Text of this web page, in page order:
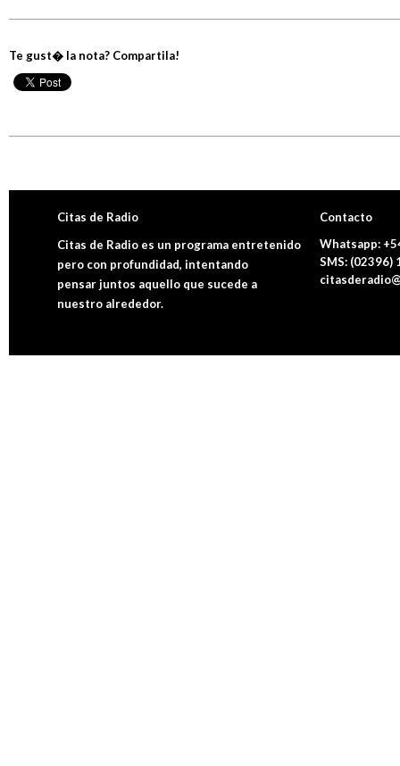
Te gust� la nota? Compartila!
Citas de Radio
Citas de Radio es un programa entretenido
pero con profundidad, intentando
pensar juntos aquello que sucede a
nuestro alrededor.
Contacto
Whatsapp:
SMS: (02396)